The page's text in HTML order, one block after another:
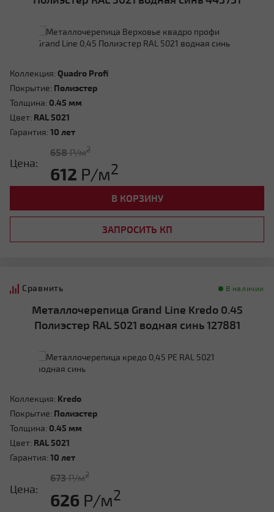
Коллекция: Quadro Profi
Покрытие: Полиэстер
Толщина: 0.45 мм
Цвет: RAL 5021
Гарантия: 10 лет
Цена:
658Р/м2
612 Р/м2
В КОРЗИНУ
ЗАПРОСИТЬ КП
Сравнить В наличии
Металлочерепица Grand Line Kredo 0.45
Полиэстер RAL 5021 водная синь 127881
Коллекция: Kredo
Покрытие: Полиэстер
Толщина: 0.45 мм
Цвет: RAL 5021
Гарантия: 10 лет
Цена:
673Р/м2
626 Р/м2